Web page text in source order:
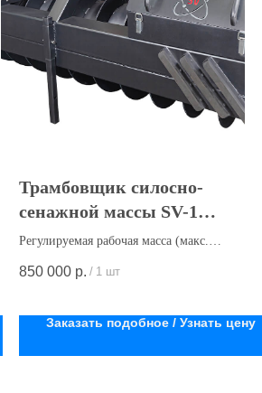
Трамбовщик силосно-
сенажной массы SV-1
(Трамбовщик силоса)
Регулируемая рабочая масса (макс.
Декларация о соответствии: ЕАЭС N
850 000 р. / 1 шт
Заказать подобное / Узнать цену